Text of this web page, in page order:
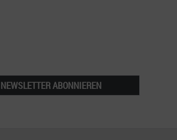
NEWSLETTER ABONNIEREN